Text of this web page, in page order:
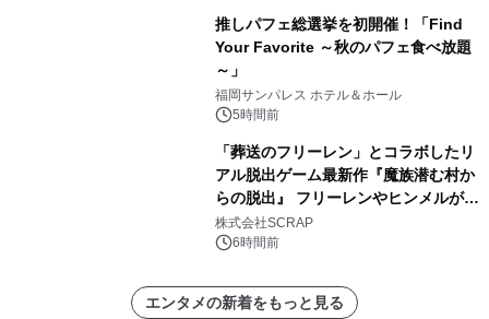
推しパフェ総選挙を初開催！「Find
Your Favorite ～秋のパフェ食べ放題
～」
福岡サンパレス ホテル＆ホール
5時間前
「葬送のフリーレン」とコラボしたリ
アル脱出ゲーム最新作『魔族潜む村か
らの脱出』 フリーレンやヒンメルが武
器を手に魔族を見据える描き下ろしメ
インビジュアル公開
株式会社SCRAP
6時間前
エンタメの新着をもっと見る